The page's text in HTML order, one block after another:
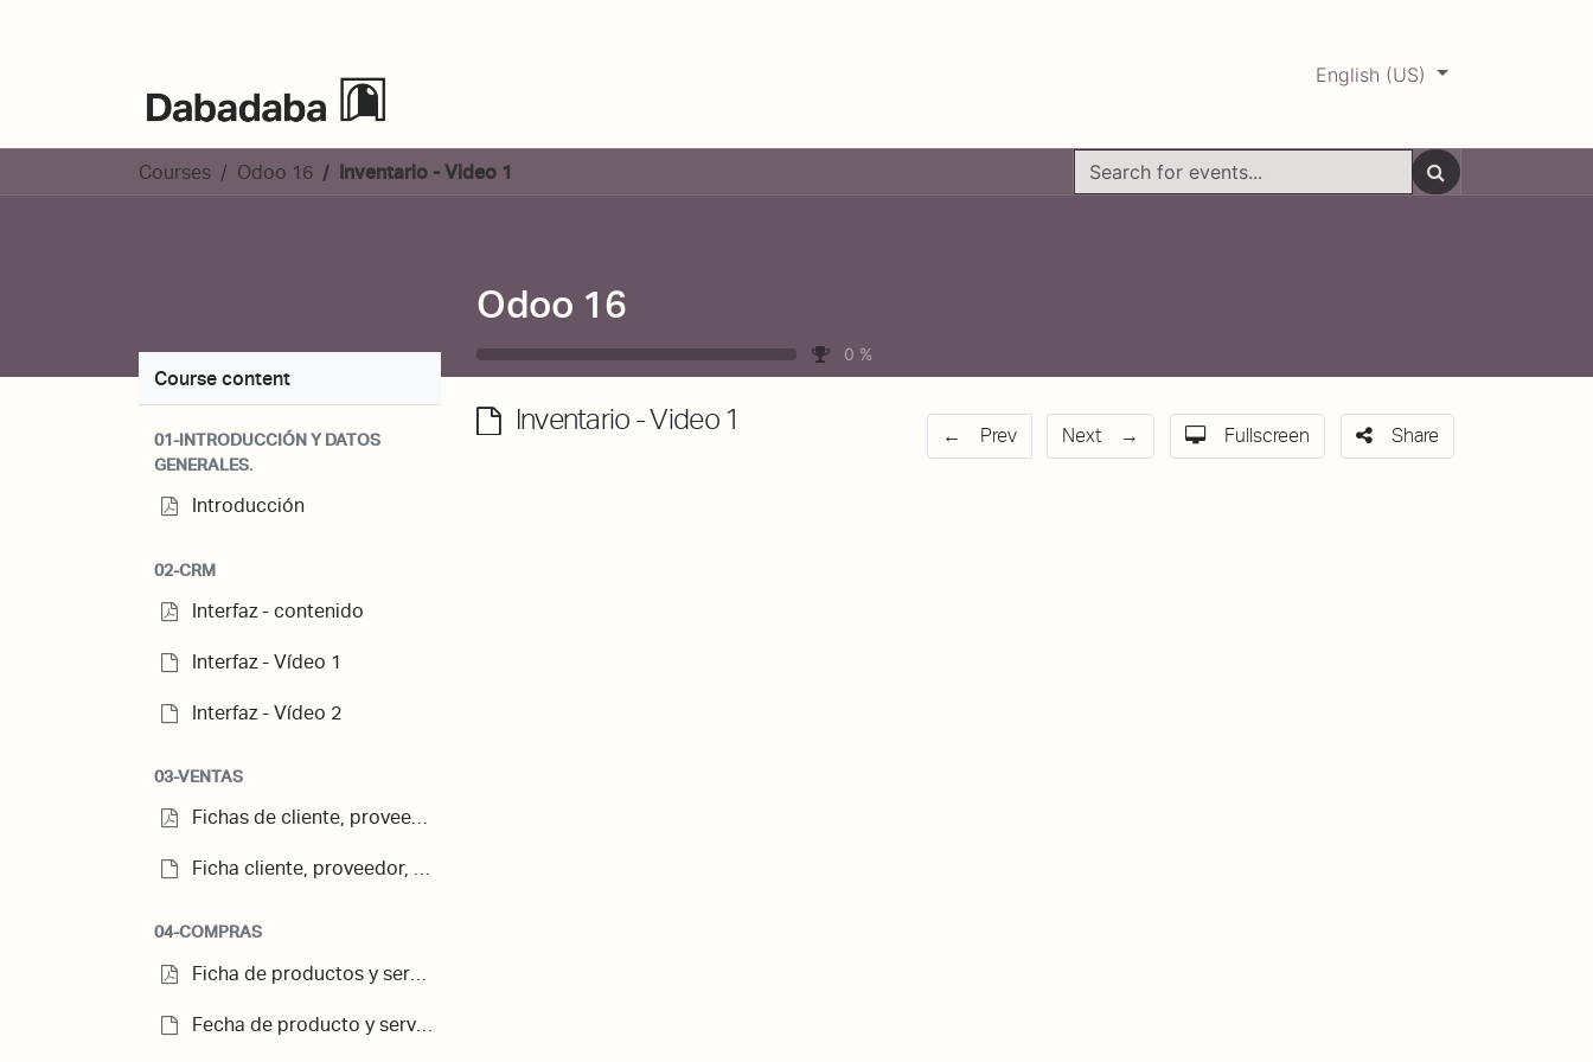
English (US)
Courses Odoo 16 Inventario - Video 1
Odoo 16
0 %
Course content
01-INTRODUCCIÓN Y DATOS
GENERALES.
Introducción
02-CRM
Interfaz - contenido
Interfaz - Vídeo 1
Interfaz - Vídeo 2
03-VENTAS
Fichas de cliente, proveedor y contacto - contenido
Ficha cliente, proveedor, contacto - Vídeo
04-COMPRAS
Inventario - Video 1 Prev Next Fullscreen Share